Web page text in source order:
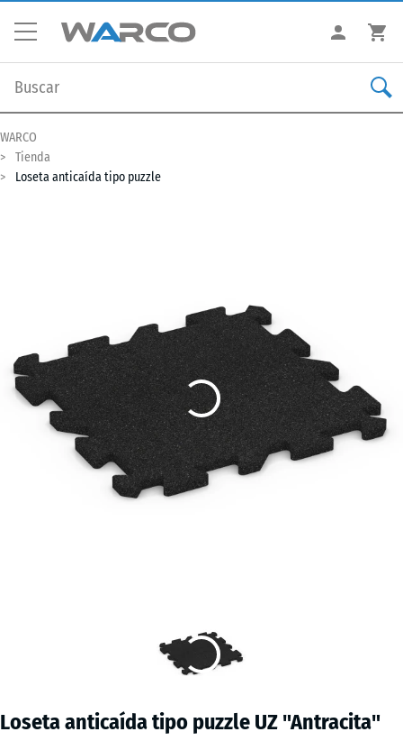
WARCO
Tienda
Loseta anticaída tipo puzzle
Loseta anticaída tipo puzzle UZ "Antracita"